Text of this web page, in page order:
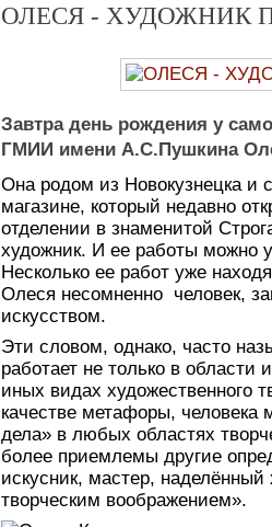
ОЛЕСЯ - ХУДОЖНИК
Завтра день рождения у
ГМИИ имени А.С.Пушкина
Она родом из Новокузнецка и
магазине, который недавно
отделении в знаменитой
художник. И ее работы можно
Несколько ее работ уже
Олеся несомненно человек,
искусством.
Эти словом, однако, часто
работает не только в области
иных видах художественного
качестве метафоры, человека
дела» в любых областях
более приемлемы другие
искусник, мастер,
творческим воображением».